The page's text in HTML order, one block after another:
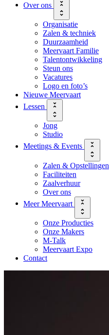
Over ons
Organisatie
Zalen & techniek
Duurzaamheid
Meervaart Familie
Talentontwikkeling
Steun ons
Vacatures
Logo en foto’s
Nieuwe Meervaart
Lessen
Jong
Studio
Meetings & Events
Zalen & Opstellingen
Faciliteiten
Zaalverhuur
Over ons
Meer Meervaart
Onze Producties
Onze Makers
M-Talk
Meervaart Expo
Contact